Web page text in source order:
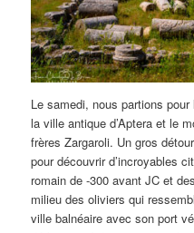
Le samedi, nous partions
la ville antique d’Aptera et le
frères Zargaroli. Un gros
pour découvrir d’incroyables
romain de -300 avant JC et
milieu des oliviers qui
ville balnéaire avec son port